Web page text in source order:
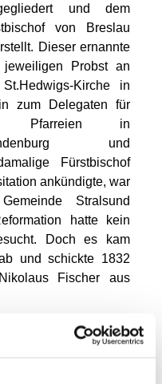
und dem
von Breslau
Dieser ernannte
jeweiligen Probst an
Kirche in
zum Delegaten für
Pfarreien in
und
Fürstbischof
ankündigte, war
Stralsund
hatte kein
Doch es kam
und schickte 1832
Fischer aus
Emanuel von
Stralsund kam.